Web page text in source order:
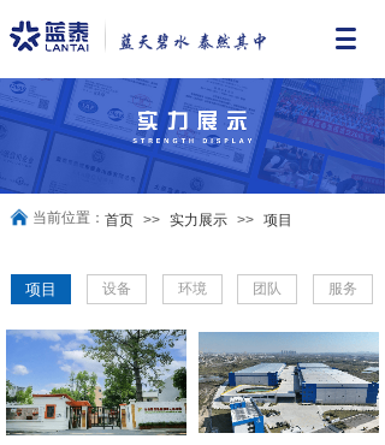
当前位置： 首页 >> 实力展示 >> 项目
项目 设备 服务
环境 团队